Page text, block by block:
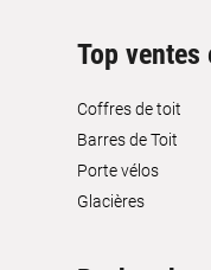
Top ventes
Coffres de toit
Barres de Toit
Porte vélos
Glacières